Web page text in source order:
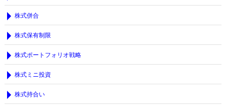
株式併合
株式保有制限
株式ポートフォリオ戦略
株式ミニ投資
株式持合い